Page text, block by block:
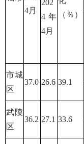
4月
202
4年
4月
（％）
市城
区
37.0 26.6 39.1
武陵
区
36.2 27.1 33.6